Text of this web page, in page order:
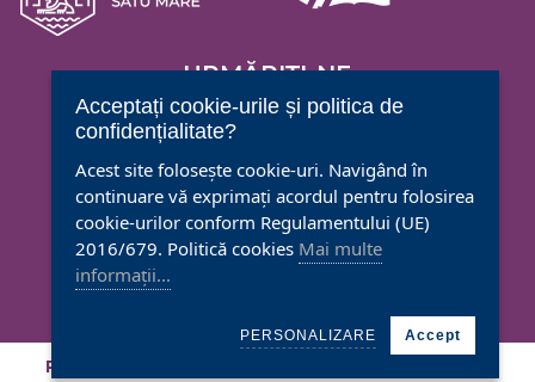
CENTRUL CULTURAL
G.M. ZAMFIRESCU
Satu Mare, Bd. Transilvania nr. 3
Tel.: (004)0261768608
URMĂRIȚI-NE
PROTECȚIA DATELOR PERSONALE
Acceptați cookie-urile și politica de
confidențialitate?
Acest site folosește cookie-uri. Navigând în
continuare vă exprimați acordul pentru folosirea
cookie-urilor conform Regulamentului (UE)
2016/679. Politică cookies Mai multe
informații...
PERSONALIZARE Accept